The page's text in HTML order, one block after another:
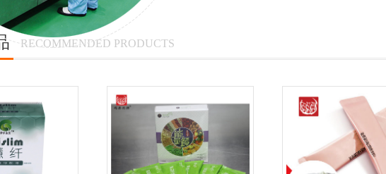
RECOMMENDED PRODUCTS